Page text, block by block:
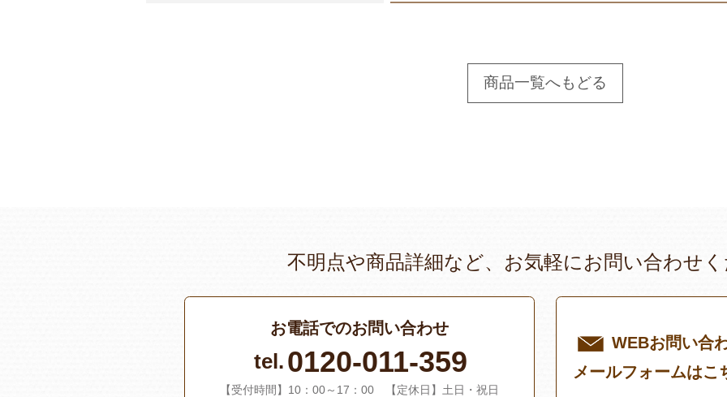
商品一覧へもどる
不明点や商品詳細など、お気軽にお問い合わせ
お電話でのお問い合わせ
tel. 0120-011-359
【受付時間】10：00～17：00 【定休日】土日・祝日
WEBお問い合
メールフォームはこ